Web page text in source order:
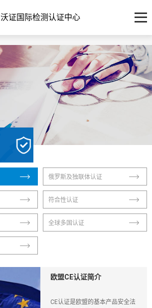
沃证国际检测认证中心
俄罗斯及独联体认证
符合性认证
全球多国认证
欧盟CE认证简介
CE认证是欧盟的基本产品安全法